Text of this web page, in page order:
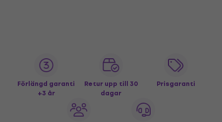
Förlängd garanti
+3 år
Retur upp till 30
dagar
Prisgaranti